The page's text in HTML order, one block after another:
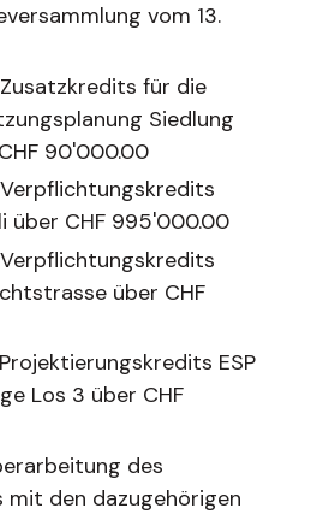
vom 13.
für die
Siedlung
90'000.00
über CHF 995'000.00
über CHF
ESP
Los 3 über CHF
des
mit den dazugehörigen